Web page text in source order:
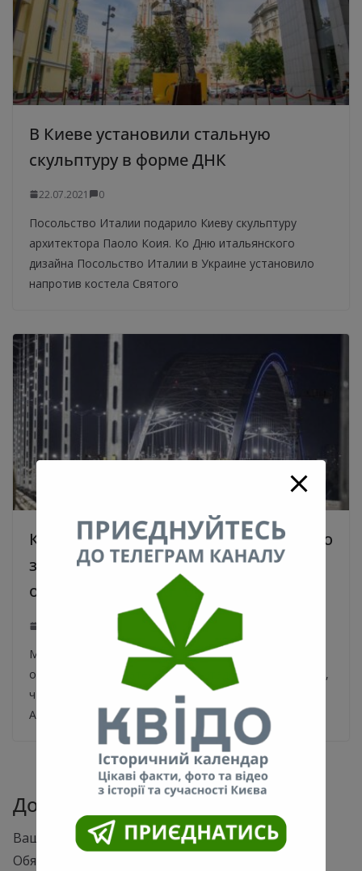
В Киеве установили стальную
скульптуру в форме ДНК
22.07.2021 0
Посольство Италии подарило Киеву скульптуру
архитектора Паоло Коия. Ко Дню итальянского
дизайна Посольство Италии в Украине установило
напротив костела Святого
Кличко дал обещание уволить своего
зама, если Подольский мост не
откроют до конца года
Мэр назначил ответственного за строительство
объекта. Председатель КГГА Виталий Кличко заявил,
что уволит с должности своего заместителя
Александра Густелева в
Добавить комментарий
Ваш адрес email не будет опубликован.
Обязательные поля помечены